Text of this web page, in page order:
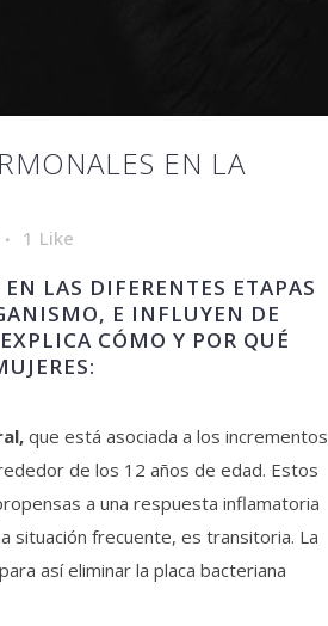
EN LA
1 Like
LAS DIFERENTES ETAPAS
E INFLUYEN DE
CÓMO Y POR QUÉ
que está asociada a los incrementos
de los 12 años de edad. Estos
a una respuesta inflamatoria
situación frecuente, es transitoria. La
así eliminar la placa bacteriana